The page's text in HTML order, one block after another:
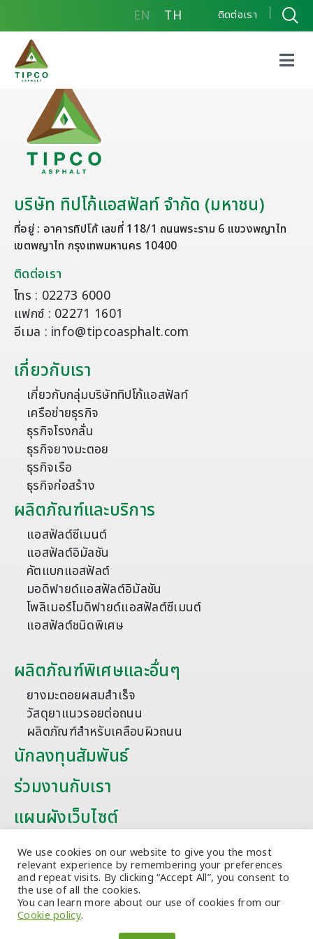
EN TH ติดต่อเรา
บริษัท ทิปโก้แอสฟัลท์ จำกัด (มหาชน)
ที่อยู่ : อาคารทิปโก้ เลขที่ 118/1 ถนนพระราม 6 แขวงพญาไท
เขตพญาไท กรุงเทพมหานคร 10400
ติดต่อเรา
โทร : 02273 6000
แฟกซ์ : 02271 1601
อีเมล : info@tipcoasphalt.com
เกี่ยวกับเรา
เกี่ยวกับกลุ่มบริษัททิปโก้แอสฟัลท์
เครือข่ายธุรกิจ
ธุรกิจโรงกลั่น
ธุรกิจยางมะตอย
ธุรกิจเรือ
ธุรกิจก่อสร้าง
ผลิตภัณฑ์และบริการ
แอสฟัลต์ซีเมนต์
แอสฟัลต์อิมัลชัน
คัตแบกแอสฟัลต์
มอดิฟายด์แอสฟัลต์อิมัลชัน
โพลิเมอร์โมดิฟายด์แอสฟัลต์ซีเมนต์
แอสฟัลต์ชนิดพิเศษ
ผลิตภัณฑ์พิเศษและอื่นๆ
ยางมะตอยผสมสำเร็จ
วัสดุยาแนวรอยต่อถนน
ผลิตภัณฑ์สำหรับเคลือบผิวถนน
นักลงทุนสัมพันธ์
ร่วมงานกับเรา
แผนผังเว็บไซต์
บทความ
We use cookies on our website to give you the most
relevant experience by remembering your preferences
and repeat visits. By clicking “Accept All”, you consent to
the use of all the cookies.
You can learn more about our use of cookies from our
Cookie policy.